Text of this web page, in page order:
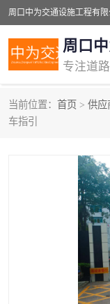
周口
当前位置： 首页 > 供应
车指引
交通道路标线
道路标线划线